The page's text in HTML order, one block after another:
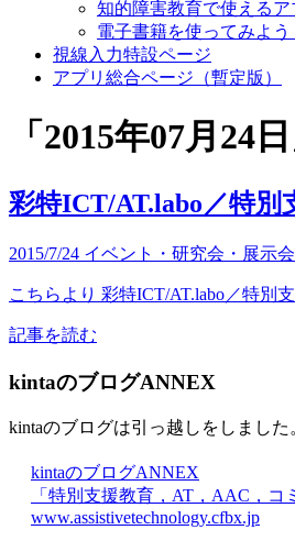
知的障害教育で使える
電子書籍を使ってみよう
視線入力特設ページ
アプリ総合ページ（暫定版）
「 2015年07月24日
彩特ICT/AT.labo／特
2015/7/24 イベント・研究会・展示会
こちらより 彩特ICT/AT.labo／特別
記事を読む
kintaのブログANNEX
kintaのブログは引っ越しをしました
kintaのブログANNEX
「特別支援教育，AT，AAC，
www.assistivetechnology.cfbx.jp